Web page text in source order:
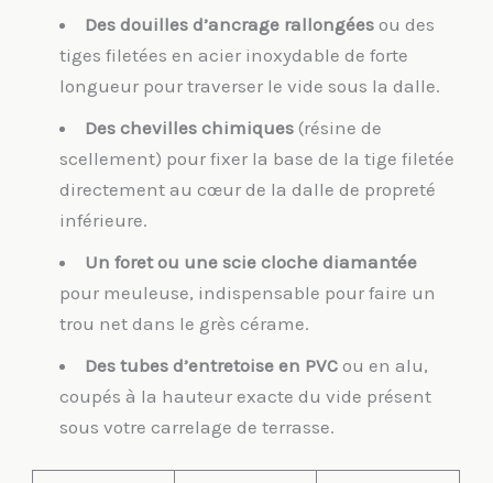
Des douilles d’ancrage rallongées ou des
tiges filetées en acier inoxydable de forte
longueur pour traverser le vide sous la dalle.
Des chevilles chimiques (résine de
scellement) pour fixer la base de la tige filetée
directement au cœur de la dalle de propreté
inférieure.
Un foret ou une scie cloche diamantée
pour meuleuse, indispensable pour faire un
trou net dans le grès cérame.
Des tubes d’entretoise en PVC ou en alu,
coupés à la hauteur exacte du vide présent
sous votre carrelage de terrasse.